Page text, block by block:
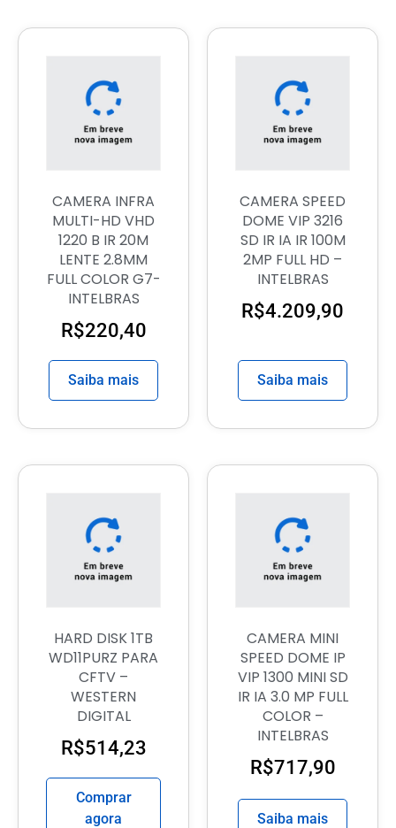
CAMERA INFRA
MULTI-HD VHD
1220 B IR 20M
LENTE 2.8MM
FULL COLOR G7-
INTELBRAS
R$220,40
Saiba mais
CAMERA SPEED
DOME VIP 3216
SD IR IA IR 100M
2MP FULL HD –
INTELBRAS
R$4.209,90
Saiba mais
HARD DISK 1TB
WD11PURZ PARA
CFTV –
WESTERN
DIGITAL
R$514,23
Comprar
agora
CAMERA MINI
SPEED DOME IP
VIP 1300 MINI SD
IR IA 3.0 MP FULL
COLOR –
INTELBRAS
R$717,90
Saiba mais